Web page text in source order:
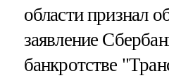
области признал
заявление
банкротстве